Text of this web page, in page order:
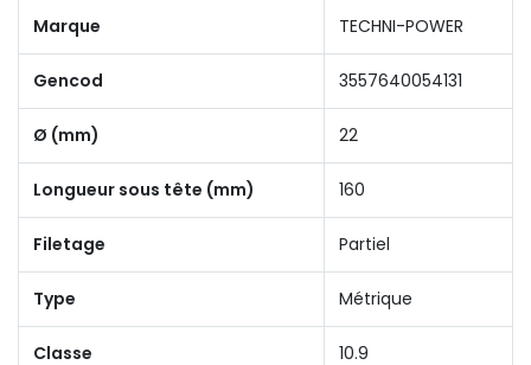
Marque TECHNI-POWER
Gencod 3557640054131
Ø (mm) 22
Longueur sous tête (mm) 160
Filetage Partiel
Type Métrique
Classe 10.9